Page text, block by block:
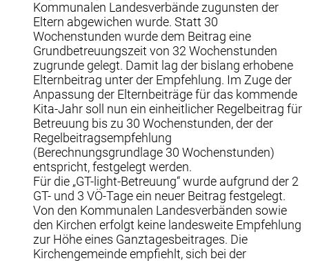
Kommunalen Landesverbände zugunsten der
Eltern abgewichen wurde. Statt 30
Wochenstunden wurde dem Beitrag eine
Grundbetreuungszeit von 32 Wochenstunden
zugrunde gelegt. Damit lag der bislang erhobene
Elternbeitrag unter der Empfehlung. Im Zuge der
Anpassung der Elternbeiträge für das kommende
Kita-Jahr soll nun ein einheitlicher Regelbeitrag für
Betreuung bis zu 30 Wochenstunden, der der
Regelbeitragsempfehlung
(Berechnungsgrundlage 30 Wochenstunden)
entspricht, festgelegt werden.
Für die „GT-light-Betreuung“ wurde aufgrund der 2
GT- und 3 VÖ-Tage ein neuer Beitrag festgelegt.
Von den Kommunalen Landesverbänden sowie
den Kirchen erfolgt keine landesweite Empfehlung
zur Höhe eines Ganztagesbeitrages. Die
Kirchengemeinde empfiehlt, sich bei der